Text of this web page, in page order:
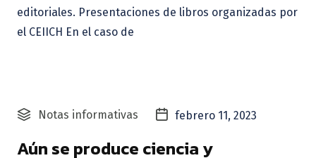
editoriales. Presentaciones de libros organizadas por
el CEIICH En el caso de
Notas informativas febrero 11, 2023
Aún se produce ciencia y